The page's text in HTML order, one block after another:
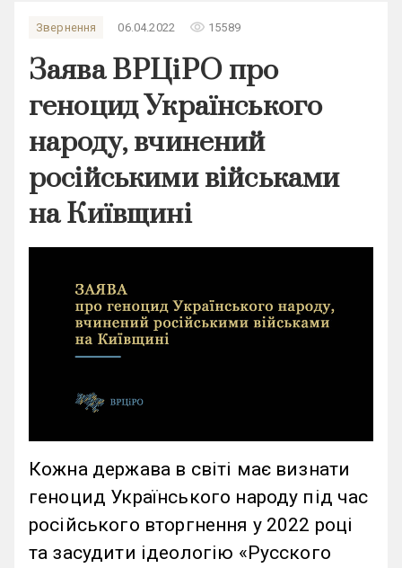
Звернення 06.04.2022 remove_red_eye 15589
Заява ВРЦіРО про
геноцид Українського
народу, вчинений
російськими військами
на Київщині
Кожна держава в світі має визнати
геноцид Українського народу під час
російського вторгнення у 2022 році
та засудити ідеологію «Русского